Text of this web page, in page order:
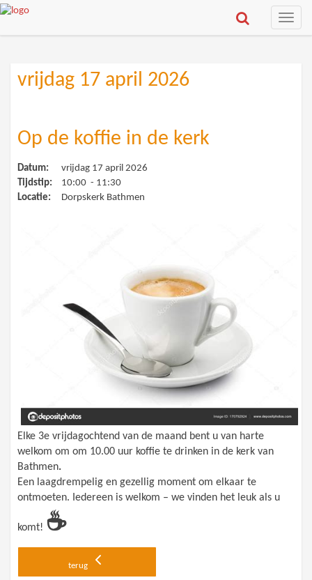
Toggle
vrijdag 17 april 2026
Op de koffie in de kerk
Datum:
vrijdag 17 april 2026
Tijdstip:
10:00 - 11:30
Locatie:
Dorpskerk Bathmen
Elke 3e vrijdagochtend van de maand bent u van harte
welkom om om 10.00 uur koffie te drinken in de kerk van
Bathmen.
Een laagdrempelig en gezellig moment om elkaar te
ontmoeten. Iedereen is welkom – we vinden het leuk als u
komt! ☕
terug